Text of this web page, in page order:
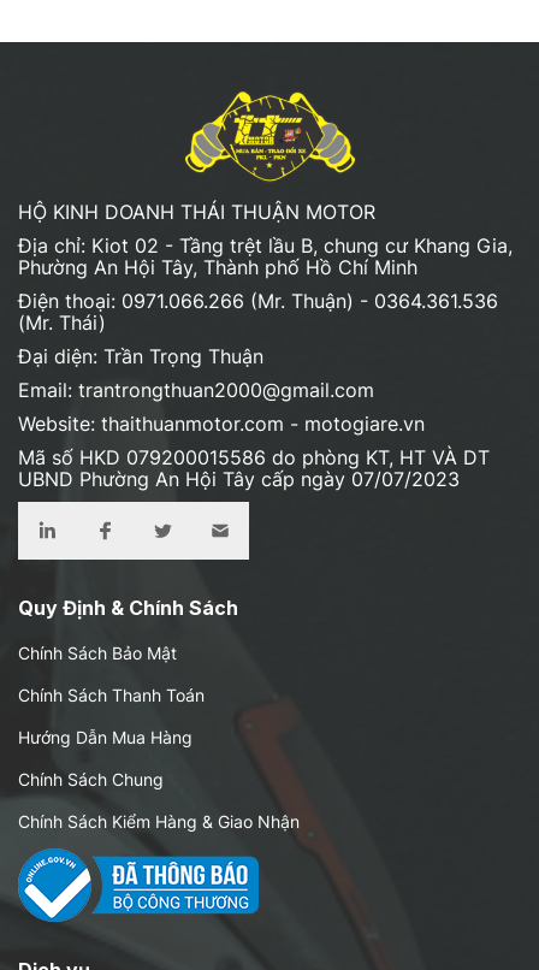
HỘ KINH DOANH THÁI THUẬN MOTOR
Địa chỉ: Kiot 02 - Tầng trệt lầu B, chung cư Khang Gia,
Phường An Hội Tây, Thành phố Hồ Chí Minh
Điện thoại: 0971.066.266 (Mr. Thuận) - 0364.361.536
(Mr. Thái)
Đại diện: Trần Trọng Thuận
Email: trantrongthuan2000@gmail.com
Website: thaithuanmotor.com - motogiare.vn
Mã số HKD 079200015586 do phòng KT, HT VÀ DT
UBND Phường An Hội Tây cấp ngày 07/07/2023
Quy Định & Chính Sách
Chính Sách Bảo Mật
Chính Sách Thanh Toán
Hướng Dẫn Mua Hàng
Chính Sách Chung
Chính Sách Kiểm Hàng & Giao Nhận